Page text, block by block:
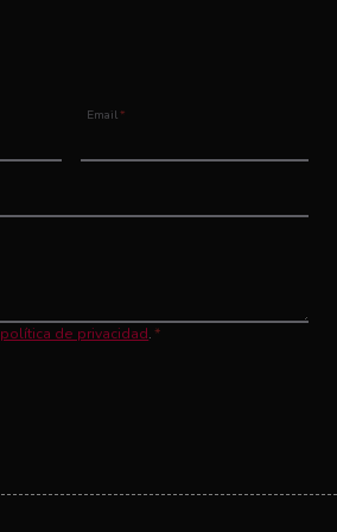
Email*
política de privacidad. *